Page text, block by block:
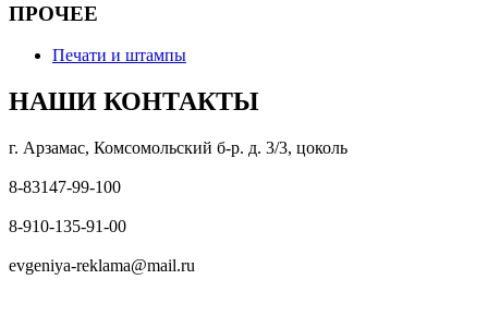
ПРОЧЕЕ
Печати и штампы
НАШИ КОНТАКТЫ
г. Арзамас, Комсомольский б-р. д. 3/3, цоколь
8-83147-99-100
8-910-135-91-00
evgeniya-reklama@mail.ru